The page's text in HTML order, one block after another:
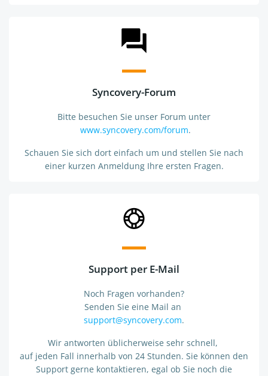
Syncovery-Forum
Bitte besuchen Sie unser Forum unter
www.syncovery.com/forum.
Schauen Sie sich dort einfach um und stellen Sie nach
einer kurzen Anmeldung Ihre ersten Fragen.
Support per E-Mail
Noch Fragen vorhanden?
Senden Sie eine Mail an
support@syncovery.com.
Wir antworten üblicherweise sehr schnell,
auf jeden Fall innerhalb von 24 Stunden. Sie können den
Support gerne kontaktieren, egal ob Sie noch die